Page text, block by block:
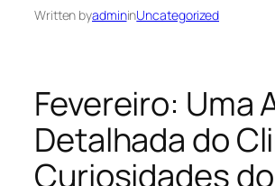
Written byadmininUncategorized
Fevereiro: Uma
Detalhada do
Curiosidades